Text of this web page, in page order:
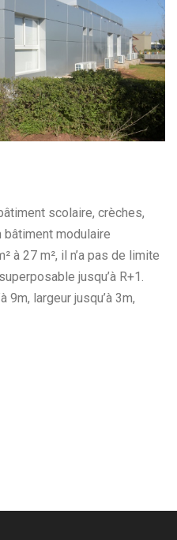
scolaire, crèches,
bâtiment modulaire
à 27 m², il n’a pas de limite
jusqu’à R+1.
9m, largeur jusqu’à 3m,